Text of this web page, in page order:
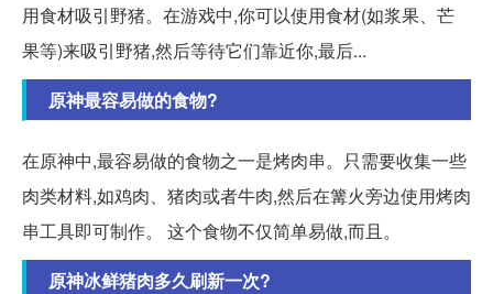
用食材吸引野猪。在游戏中,你可以使用食材(如浆果、芒
果等)来吸引野猪,然后等待它们靠近你,最后...
原神最容易做的食物?
在原神中,最容易做的食物之一是烤肉串。只需要收集一些
肉类材料,如鸡肉、猪肉或者牛肉,然后在篝火旁边使用烤肉
串工具即可制作。 这个食物不仅简单易做,而且。
原神冰鲜猪肉多久刷新一次?